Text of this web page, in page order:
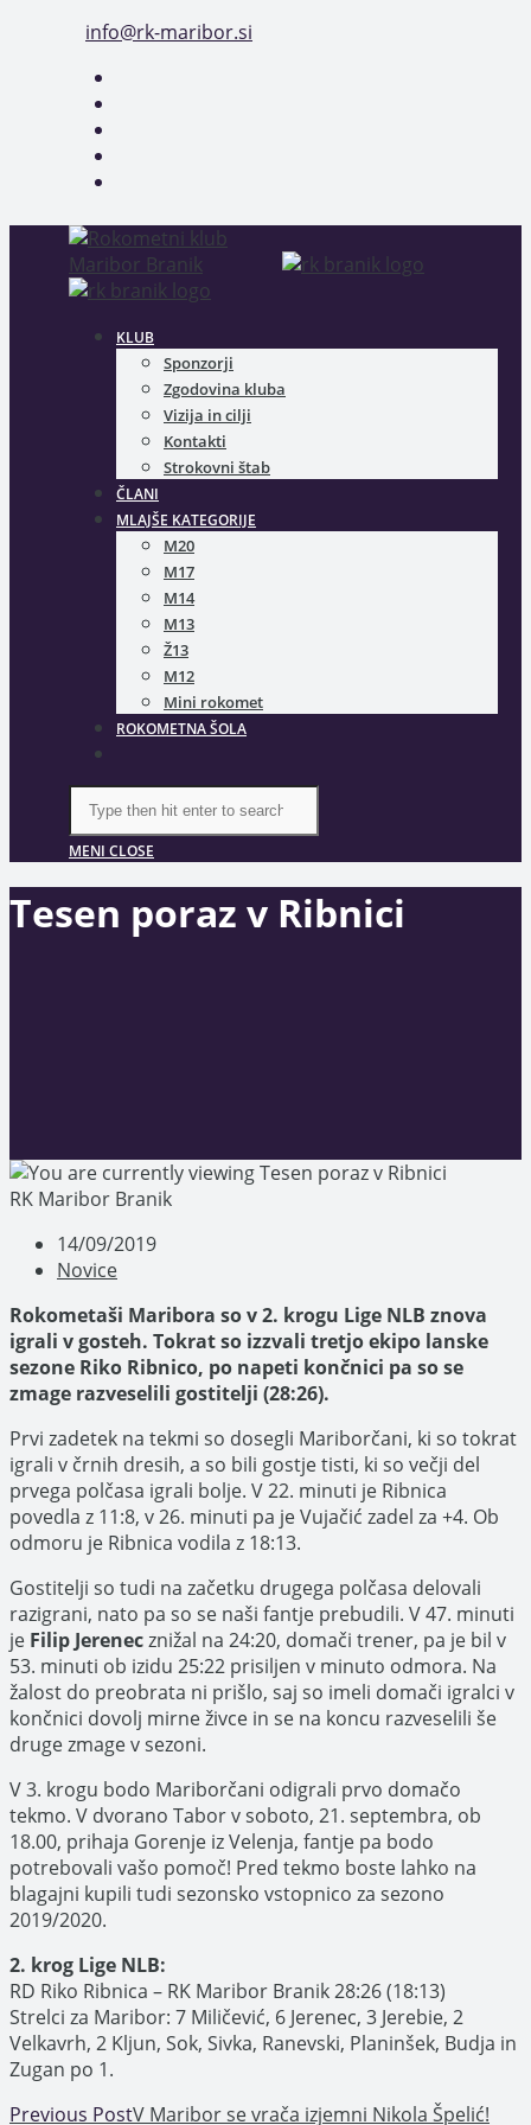
info@rk-maribor.si
KLUB
Sponzorji
Zgodovina kluba
Vizija in cilji
Kontakti
Strokovni štab
ČLANI
MLAJŠE KATEGORIJE
M20
M17
M14
M13
Ž13
M12
Mini rokomet
ROKOMETNA ŠOLA
SEARCH
this
website
MENI CLOSE
Tesen poraz v Ribnici
RK Maribor Branik
Post
published:
14/09/2019
Post
Novice
Rokometaši Maribora so v 2. krogu Lige NLB znova
igrali v gosteh. Tokrat so izzvali tretjo ekipo lanske
sezone Riko Ribnico, po napeti končnici pa so se
zmage razveselili gostitelji (28:26).
Prvi zadetek na tekmi so dosegli Mariborčani, ki so tokrat
igrali v črnih dresih, a so bili gostje tisti, ki so večji del
prvega polčasa igrali bolje. V 22. minuti je Ribnica
povedla z 11:8, v 26. minuti pa je Vujačić zadel za +4. Ob
odmoru je Ribnica vodila z 18:13.
Gostitelji so tudi na začetku drugega polčasa delovali
razigrani, nato pa so se naši fantje prebudili. V 47. minuti
je Filip Jerenecznižal na 24:20, domači trener, pa je bil v
53. minuti ob izidu 25:22 prisiljen v minuto odmora. Na
žalost do preobrata ni prišlo, saj so imeli domači igralci v
končnici dovolj mirne živce in se na koncu razveselili še
druge zmage v sezoni.
V 3. krogu bodo Mariborčani odigrali prvo domačo
tekmo. V dvorano Tabor v soboto, 21. septembra, ob
18.00, prihaja Gorenje iz Velenja, fantje pa bodo
potrebovali vašo pomoč! Pred tekmo boste lahko na
blagajni kupili tudi sezonsko vstopnico za sezono
2019/2020.
2. krog Lige NLB:
RD Riko Ribnica – RK Maribor Branik 28:26 (18:13)
Strelci za Maribor: 7 Miličević, 6 Jerenec, 3 Jerebie, 2
Velkavrh, 2 Kljun, Sok, Sivka, Ranevski, Planinšek, Budja in
Zugan po 1.
Previous PostV Maribor se vrača izjemni Nikola Špelić!